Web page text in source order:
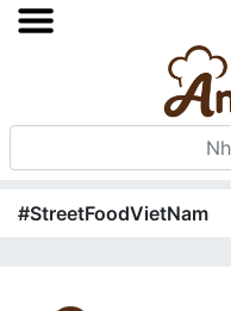
#StreetFoodVietNam